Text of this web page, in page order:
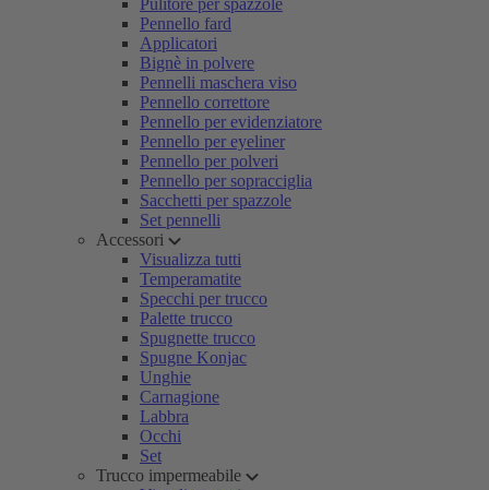
Pulitore per spazzole
Pennello fard
Applicatori
Bignè in polvere
Pennelli maschera viso
Pennello correttore
Pennello per evidenziatore
Pennello per eyeliner
Pennello per polveri
Pennello per sopracciglia
Sacchetti per spazzole
Set pennelli
Accessori
Visualizza tutti
Temperamatite
Specchi per trucco
Palette trucco
Spugnette trucco
Spugne Konjac
Unghie
Carnagione
Labbra
Occhi
Set
Trucco impermeabile